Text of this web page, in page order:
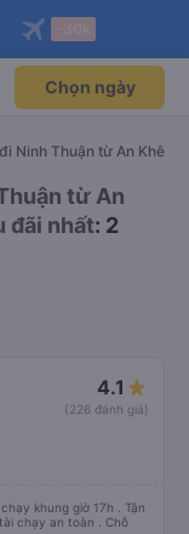
Mở app
Mở app
Chọn ngày
Ninh Thuận từ An Khê
từ An
đãi nhất: 2
4.1
(226 đánh giá)
khung giờ 17h . Tận
chạy an toàn . Chỗ